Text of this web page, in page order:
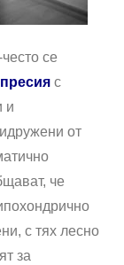
се
с
и
от
че
с тях лесно
за